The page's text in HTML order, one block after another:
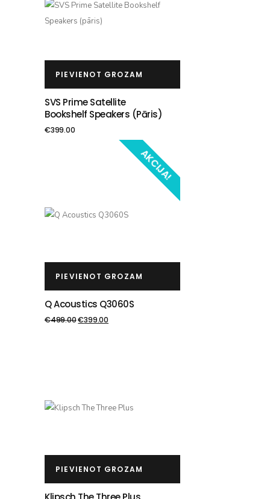
PIEVIENOT GROZAM
SVS Prime Satellite
Bookshelf Speakers (pāris)
€399.00
AKCIJA!
PIEVIENOT GROZAM
Q Acoustics Q3060S
€499.00€399.00
PIEVIENOT GROZAM